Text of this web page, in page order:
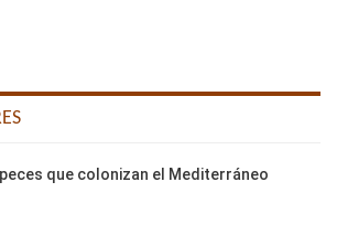
que colonizan el Mediterráneo